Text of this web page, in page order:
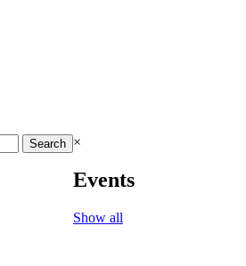
×
Events
Show all